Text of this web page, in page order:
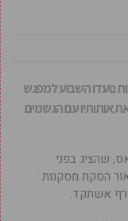
נועדו השבוע למפגש
אותותיו עם הגשמים
שהציג בפני
הסקת מסקנות
אשתקד.